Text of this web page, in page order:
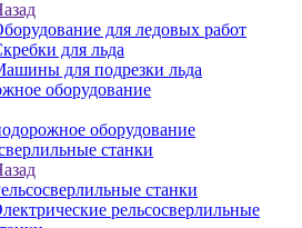
для ледовых работ
для льда
для подрезки льда
оборудование
оборудование
станки
станки
рельсосверлильные